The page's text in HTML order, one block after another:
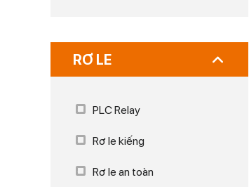
RƠ LE
PLC Relay
Rơ le kiếng
Rơ le an toàn